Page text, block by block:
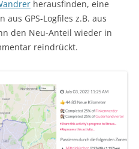
herausfinden, eine
GPS-Logfiles z.B. aus
den Neu-Anteil wieder in
reindrückt.